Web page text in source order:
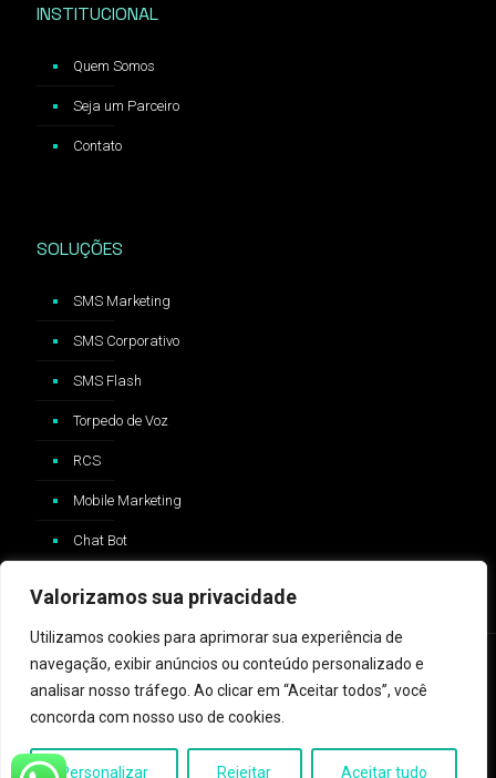
Valorizamos sua privacidade
Utilizamos cookies para aprimorar sua experiência de
navegação, exibir anúncios ou conteúdo personalizado e
analisar nosso tráfego. Ao clicar em “Aceitar todos”, você
concorda com nosso uso de cookies.
Personalizar Rejeitar Aceitar tudo
INSTITUCIONAL
Quem Somos
Seja um Parceiro
Contato
SOLUÇÕES
SMS Marketing
SMS Corporativo
SMS Flash
Torpedo de Voz
RCS
Mobile Marketing
Chat Bot
propriedades da Whatsapp Inc™️ e não possui nenhum vínculo com